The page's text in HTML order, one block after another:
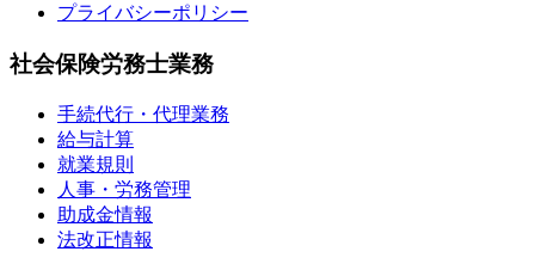
プライバシーポリシー
社会保険労務士業務
手続代行・代理業務
給与計算
就業規則
人事・労務管理
助成金情報
法改正情報